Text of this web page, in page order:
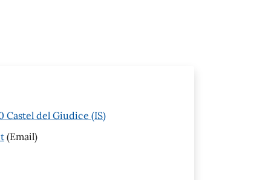
Castel del Giudice (IS)
(Email)